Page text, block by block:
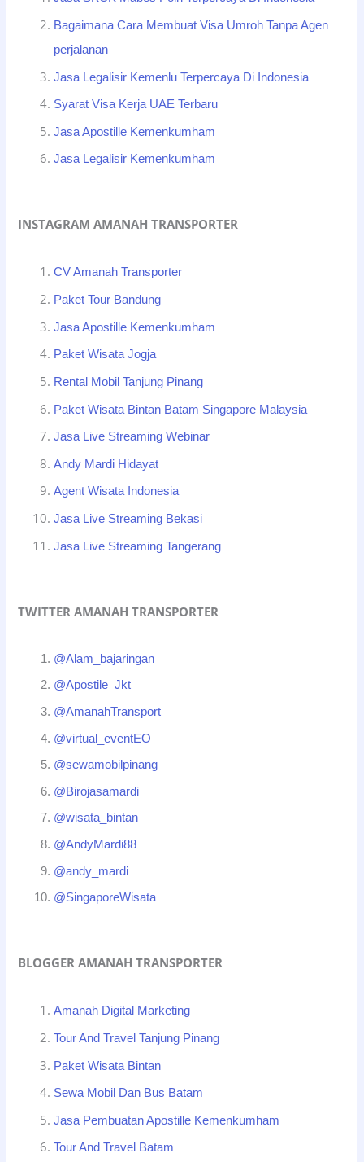
Bagaimana Cara Membuat Visa Umroh Tanpa Agen
perjalanan
Jasa Legalisir Kemenlu Terpercaya Di Indonesia
Syarat Visa Kerja UAE Terbaru
Jasa Apostille Kemenkumham
Jasa Legalisir Kemenkumham
INSTAGRAM AMANAH TRANSPORTER
CV Amanah Transporter
Paket Tour Bandung
Jasa Apostille Kemenkumham
Paket Wisata Jogja
Rental Mobil Tanjung Pinang
Paket Wisata Bintan Batam Singapore Malaysia
Jasa Live Streaming Webinar
Andy Mardi Hidayat
Agent Wisata Indonesia
Jasa Live Streaming Bekasi
Jasa Live Streaming Tangerang
TWITTER AMANAH TRANSPORTER
@Alam_bajaringan
@Apostile_Jkt
@AmanahTransport
@virtual_eventEO
@sewamobilpinang
@Birojasamardi
@wisata_bintan
@AndyMardi88
@andy_mardi
@SingaporeWisata
BLOGGER AMANAH TRANSPORTER
Amanah Digital Marketing
Tour And Travel Tanjung Pinang
Paket Wisata Bintan
Sewa Mobil Dan Bus Batam
Jasa Pembuatan Apostille Kemenkumham
Tour And Travel Batam